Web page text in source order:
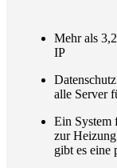
Mehr als
IP
alle Server
Ein System
zur
gibt es eine